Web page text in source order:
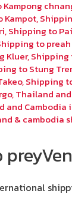
Kampot,
,Shipping to
to
Kluer,Shipping
to Stung
,Shipping
,Thailand
and Cambodia
& cambodia